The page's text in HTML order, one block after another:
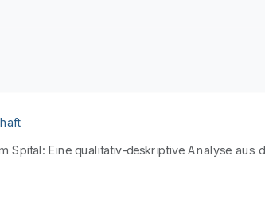
Spital: Eine qualitativ-deskriptive Analyse aus